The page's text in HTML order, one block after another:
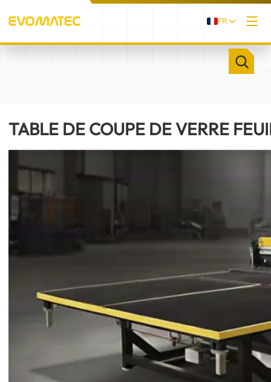
FR
TABLE DE COUPE DE VERRE FEUILLETÉ EVOGLAS V
TABLE DE COUPE DE VERRE